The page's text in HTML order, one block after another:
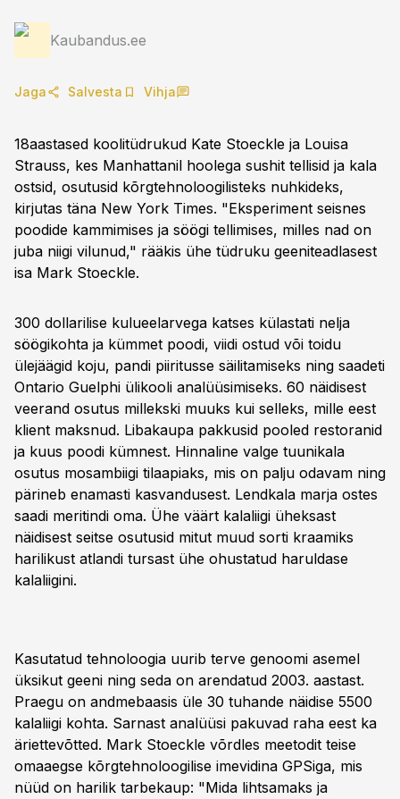
Kaubandus.ee
Jaga Salvesta Vihja
18aastased koolitüdrukud Kate Stoeckle ja Louisa
Strauss, kes Manhattanil hoolega sushit tellisid ja kala
ostsid, osutusid kõrgtehnoloogilisteks nuhkideks,
kirjutas täna New York Times. "Eksperiment seisnes
poodide kammimises ja söögi tellimises, milles nad on
juba niigi vilunud," rääkis ühe tüdruku geeniteadlasest
isa Mark Stoeckle.
300 dollarilise kulueelarvega katses külastati nelja
söögikohta ja kümmet poodi, viidi ostud või toidu
ülejäägid koju, pandi piiritusse säilitamiseks ning saadeti
Ontario Guelphi ülikooli analüüsimiseks. 60 näidisest
veerand osutus millekski muuks kui selleks, mille eest
klient maksnud. Libakaupa pakkusid pooled restoranid
ja kuus poodi kümnest. Hinnaline valge tuunikala
osutus mosambiigi tilaapiaks, mis on palju odavam ning
pärineb enamasti kasvandusest. Lendkala marja ostes
saadi meritindi oma. Ühe väärt kalaliigi üheksast
näidisest seitse osutusid mitut muud sorti kraamiks
harilikust atlandi tursast ühe ohustatud haruldase
kalaliigini.
Kasutatud tehnoloogia uurib terve genoomi asemel
üksikut geeni ning seda on arendatud 2003. aastast.
Praegu on andmebaasis üle 30 tuhande näidise 5500
kalaliigi kohta. Sarnast analüüsi pakuvad raha eest ka
äriettevõtted. Mark Stoeckle võrdles meetodit teise
omaaegse kõrgtehnoloogilise imevidina GPSiga, mis
nüüd on harilik tarbekaup: "Mida lihtsamaks ja